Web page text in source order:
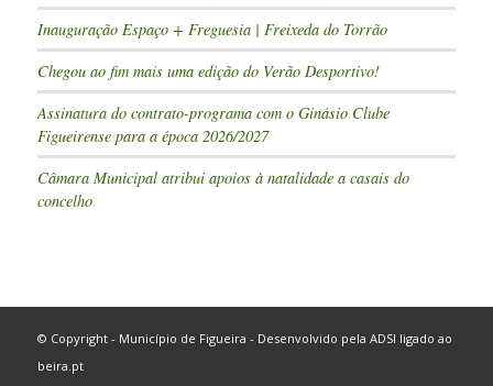
Inauguração Espaço + Freguesia | Freixeda do Torrão
Chegou ao fim mais uma edição do Verão Desportivo!
Assinatura do contrato-programa com o Ginásio Clube
Figueirense para a época 2026/2027
Câmara Municipal atribui apoios à natalidade a casais do
concelho
© Copyright - Município de Figueira - Desenvolvido pela ADSI ligado ao
beira.pt